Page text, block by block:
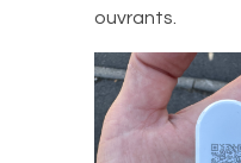
ouvrants.